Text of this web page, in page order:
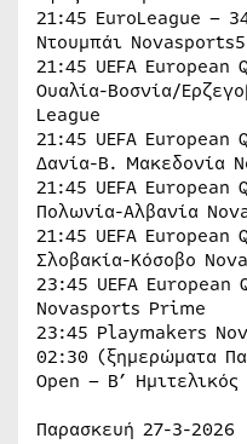
21:45 EuroLeague –
Ντουμπάι Novasports5
21:45 UEFA
Ουαλία-Βοσνία/
League
21:45 UEFA
Δανία-Β. Μακεδονία
21:45 UEFA
Πολωνία-Αλβανία
21:45 UEFA
Σλοβακία-Κόσοβο
23:45 UEFA
Novasports Prime
23:45 Playmakers
02:30 (ξημερώματα
Open – Β’
Παρασκευή 27-3-2026